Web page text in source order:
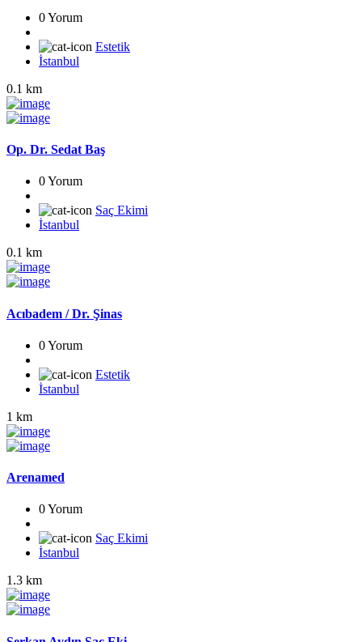
0 Yorum
Estetik
İstanbul
0.1 km
Op. Dr. Sedat Baş
0 Yorum
Saç Ekimi
İstanbul
0.1 km
Acıbadem / Dr. Şinas
0 Yorum
Estetik
İstanbul
1 km
Arenamed
0 Yorum
Saç Ekimi
İstanbul
1.3 km